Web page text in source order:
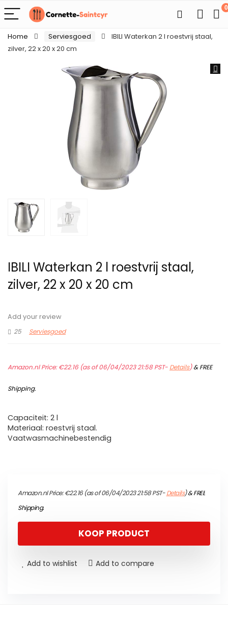
0
Home Serviesgoed
IBILI Waterkan 2 l roestvrij staal,
zilver, 22 x 20 x 20 cm
IBILI Waterkan 2 l roestvrij staal,
zilver, 22 x 20 x 20 cm
Add your review
25
Serviesgoed
Amazon.nl Price:€22.16(as of 06/04/2023 21:58 PST- Details)&FREE
Shipping.
Capaciteit: 2 l
Materiaal: roestvrij staal.
Vaatwasmachinebestendig
Amazon.nl Price:€22.16(as of 06/04/2023 21:58 PST-Details)&FREE
Shipping.
KOOP PRODUCT
Add to wishlist Add to compare